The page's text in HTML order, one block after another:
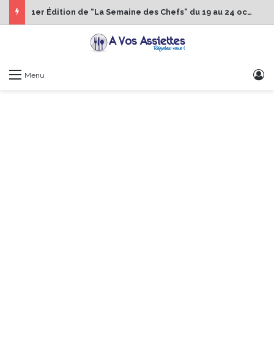
1er Édition de “La Semaine des Chefs” du 19 au 24 octobre 2026
Menu